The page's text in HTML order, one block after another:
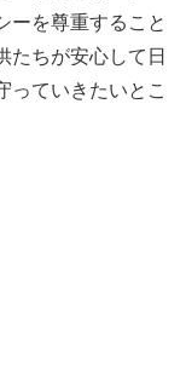
ーを尊重すること
たちが安心して日
っていきたいとこ